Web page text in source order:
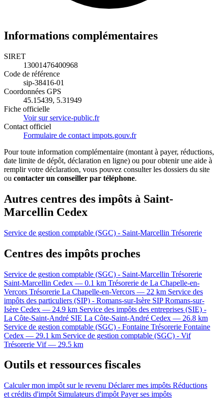
Informations complémentaires
SIRET
13001476400968
Code de référence
sip-38416-01
Coordonnées GPS
45.15439, 5.31949
Fiche officielle
Voir sur service-public.fr
Contact officiel
Formulaire de contact impots.gouv.fr
Pour toute information complémentaire (montant à payer, réductions,
date limite de dépôt, déclaration en ligne) ou pour obtenir une aide à
remplir votre déclaration, vous pouvez consulter les dossiers du site
ou contacter un conseiller par téléphone.
Autres centres des impôts à Saint-
Marcellin Cedex
Service de gestion comptable (SGC) - Saint-Marcellin Trésorerie
Centres des impôts proches
Service de gestion comptable (SGC) - Saint-Marcellin Trésorerie
Saint-Marcellin Cedex — 0.1 km Trésorerie de La Chapelle-en-
Vercors Trésorerie La Chapelle-en-Vercors — 22 km Service des
impôts des particuliers (SIP) - Romans-sur-Isère SIP Romans-sur-
Isère Cedex — 24.9 km Service des impôts des entreprises (SIE) -
La Côte-Saint-André SIE La Côte-Saint-André Cedex — 26.8 km
Service de gestion comptable (SGC) - Fontaine Trésorerie Fontaine
Cedex — 29.1 km Service de gestion comptable (SGC) - Vif
Trésorerie Vif — 29.5 km
Outils et ressources fiscales
Calculer mon impôt sur le revenu Déclarer mes impôts Réductions
et crédits d'impôt Simulateurs d'impôt Payer ses impôts